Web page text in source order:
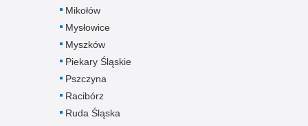
Mikołów
Mysłowice
Myszków
Piekary Śląskie
Pszczyna
Racibórz
Ruda Śląska